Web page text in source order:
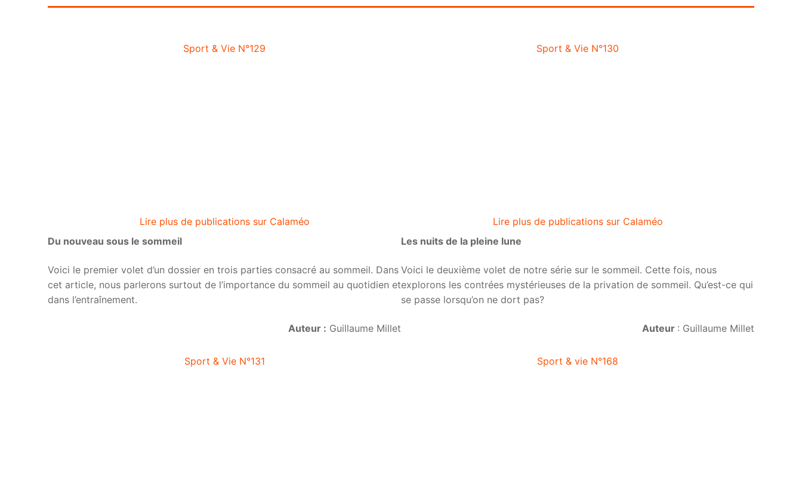
Sport & Vie N°129
Lire plus de publications sur Calaméo
Sport & Vie N°130
Lire plus de publications sur Calaméo
Du nouveau sous le sommeil
Voici le premier volet d’un dossier en trois parties consacré au sommeil. Dans
cet article, nous parlerons surtout de l’importance du sommeil au quotidien et
dans l’entraînement.
Auteur : Guillaume Millet
Les nuits de la pleine lune
Voici le deuxième volet de notre série sur le sommeil. Cette fois, nous
explorons les contrées mystérieuses de la privation de sommeil. Qu’est-ce qui
se passe lorsqu’on ne dort pas?
Auteur : Guillaume Millet
Sport & Vie N°131 Sport & vie N°168